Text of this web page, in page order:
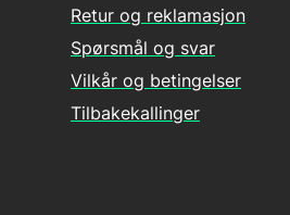
Retur og reklamasjon
Spørsmål og svar
Vilkår og betingelser
Tilbakekallinger